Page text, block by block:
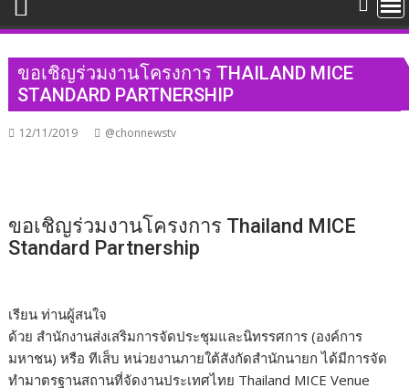
​ขอเชิญร่วมงานโครงการ THAILAND MICE
STANDARD PARTNERSHIP
12/11/2019 @chonnewstv
​ขอเชิญร่วมงานโครงการ Thailand MICE
Standard Partnership
เรียน​ ท่านผู้สนใจ
ด้วย สำนักงานส่งเสริมการจัดประชุมและนิทรรศการ (องค์การ
มหาชน) หรือ ทีเส็บ หน่วยงานภายใต้สังกัดสำนักนายก ได้มีการจัด
ทำมาตรฐานสถานที่จัดงานประเทศไทย Thailand MICE Venue